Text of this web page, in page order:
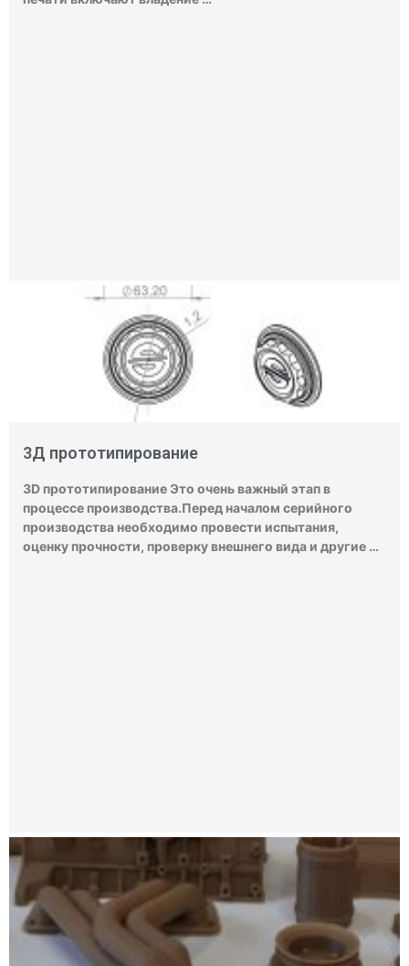
3Д прототипирование
3D прототипирование Это очень важный этап в
процессе производства.Перед началом серийного
производства необходимо провести испытания,
оценку прочности, проверку внешнего вида и другие …